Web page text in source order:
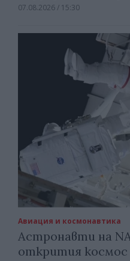
07.08.2026 / 15:30
Авиация и космонавтика
Астронавти на
открития космос